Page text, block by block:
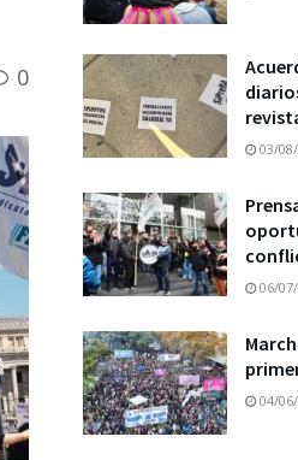
0
03/
06/
04/